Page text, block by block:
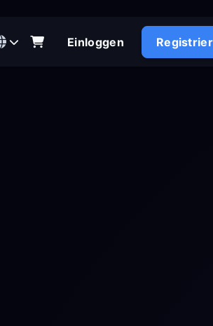
Einloggen